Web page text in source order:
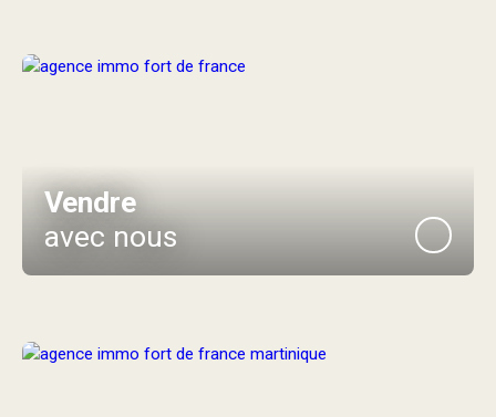
Vendre
avec nous